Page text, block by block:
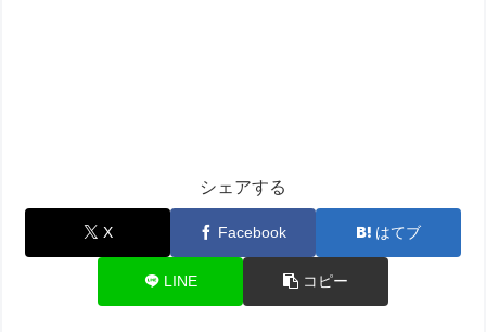
シェアする
X Facebook はてブ
LINE コピー